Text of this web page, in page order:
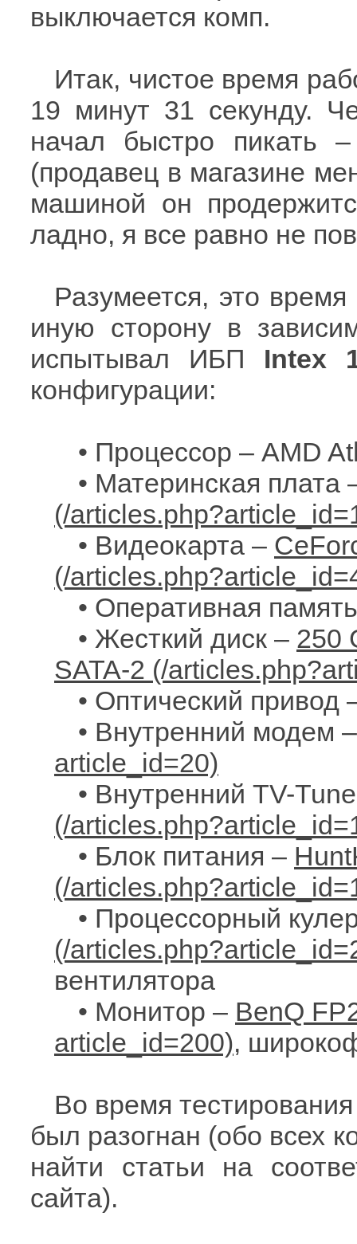
выключается комп.
Итак, чистое время
19 минут 31 секунду.
начал быстро пикать
(продавец в магазине
машиной он
ладно, я все равно не
Разумеется, это
иную сторону в
испытывал ИБП Intex
конфигурации:
• Процессор – AMD
• Материнская плата
• Видеокарта –
• Оперативная
• Жесткий диск – 250
SATA-2
• Оптический
• Внутренний модем
• Внутренний TV-
• Блок питания –
• Процессорный
вентилятора
• Монитор – BenQ
,
Во время
был разогнан (обо всех
найти статьи на
сайта).